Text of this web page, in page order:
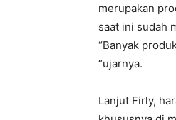
merupakan
saat ini sudah
“Banyak
“ujarnya.
Lanjut Firly,